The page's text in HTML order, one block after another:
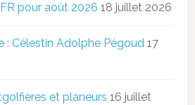
pour août 2026 18 juillet 2026
: Célestin Adolphe Pégoud 17
et planeurs 16 juillet